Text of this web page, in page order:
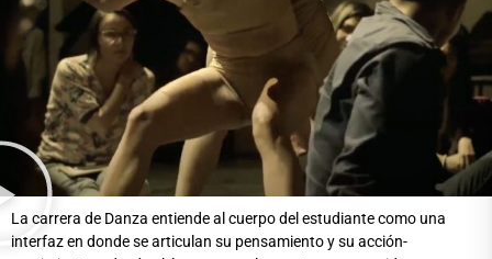
La carrera de Danza entiende al cuerpo del estudiante como una
interfaz en donde se articulan su pensamiento y su acción-